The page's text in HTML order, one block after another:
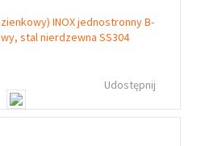
Udostępnij